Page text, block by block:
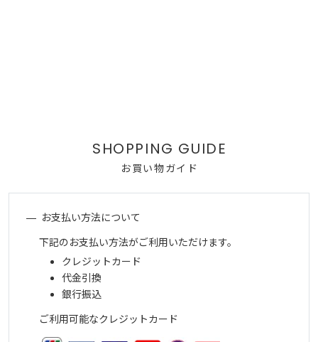
お買い物ガイド
お支払い方法について
下記のお支払い方法がご利用いただけます。
クレジットカード
代金引換
銀行振込
ご利用可能なクレジットカード